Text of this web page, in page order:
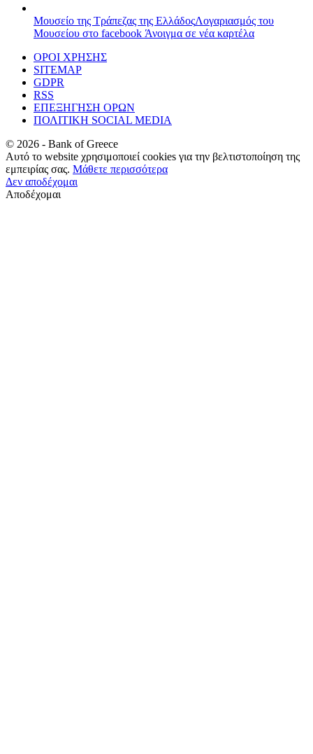
Μουσείο της Τράπεζας της ΕλλάδοςΛογαριασμός του
Μουσείου στο facebook Άνοιγμα σε νέα καρτέλα
ΟΡΟΙ ΧΡΗΣΗΣ
SITEMAP
GDPR
RSS
ΕΠΕΞΗΓΗΣΗ ΟΡΩΝ
ΠΟΛΙΤΙΚΗ SOCIAL MEDIA
© 2026 - Bank of Greece
Αυτό το website χρησιμοποιεί cookies για την βελτιστοποίηση της
εμπειρίας σας. Μάθετε περισσότερα
Δεν αποδέχομαι
Αποδέχομαι